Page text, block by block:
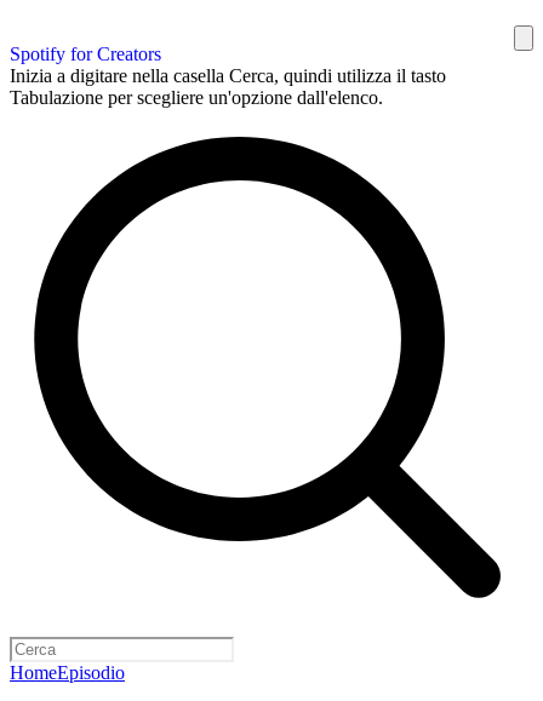
Spotify for Creators
Inizia a digitare nella casella Cerca, quindi utilizza il tasto
Tabulazione per scegliere un'opzione dall'elenco.
HomeEpisodio